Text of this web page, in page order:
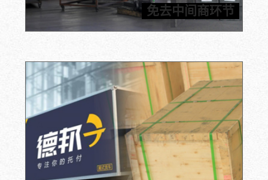
免去中间商环节
保障，免去中间商困扰，价格公道合理，保质保量管售
后，为您提供一站式石墨解决方案。